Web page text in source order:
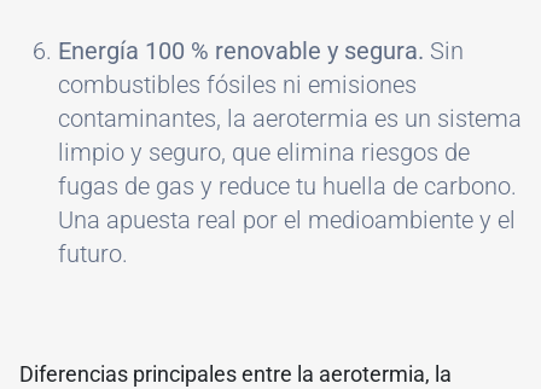
Energía 100 % renovable y segura. Sin
combustibles fósiles ni emisiones
contaminantes, la aerotermia es un sistema
limpio y seguro, que elimina riesgos de
fugas de gas y reduce tu huella de carbono.
Una apuesta real por el medioambiente y el
futuro.
Diferencias principales entre la aerotermia, la